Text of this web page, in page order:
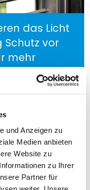
und Anzeigen zu
Medien anbieten
Website zu
zu Ihrer
Partner für
das Licht
Schutz vor
mehr